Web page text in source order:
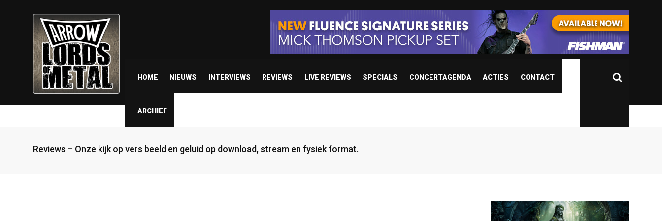
HOME NIEUWS INTERVIEWS REVIEWS LIVE REVIEWS SPECIALS CONCERTAGENDA ACTIES CONTACT
ARCHIEF
Reviews – Onze kijk op vers beeld en geluid op download, stream en fysiek format.